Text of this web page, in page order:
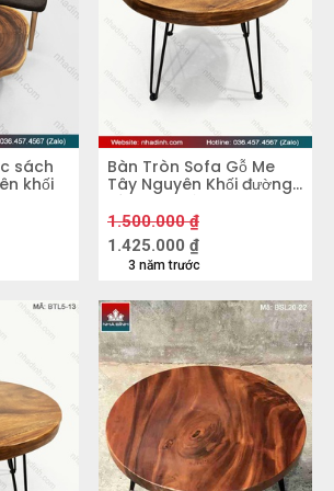
Tiêu biểu trong số đó phải
sản phẩm bàn Sofa - bàn trà
sách
khối
Bàn Tròn Sofa Gỗ Me
Tây Nguyên Khối đường
kính 600 dày 50 cao
450 (mm)
3 năm trước
1.500.000₫
1.425.000 ₫